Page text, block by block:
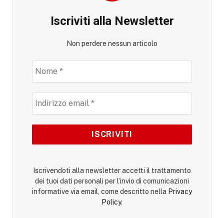
Iscriviti alla Newsletter
Non perdere nessun articolo
Iscrivendoti alla newsletter accetti il trattamento
dei tuoi dati personali per l’invio di comunicazioni
informative via email, come descritto nella Privacy
Policy.